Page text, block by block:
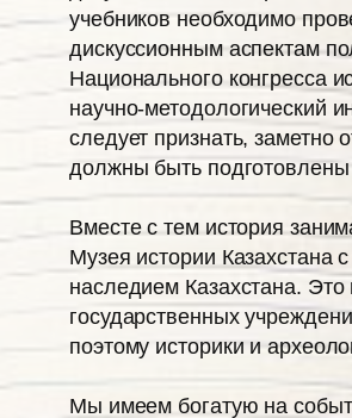
учебников необходимо
дискуссионным аспектам
Национального конгресса
научно-методологический
следует признать,
должны быть подготовлены
Вместе с тем история
Музея истории Казахстана
наследием Казахстана.
государственных
поэтому историки и
Мы имеем богатую на